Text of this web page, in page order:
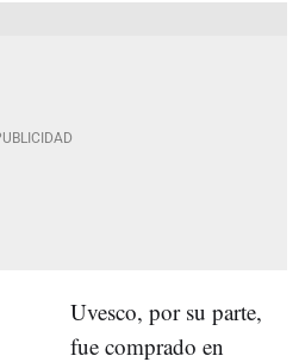
Uvesco, por su parte,
fue comprado en